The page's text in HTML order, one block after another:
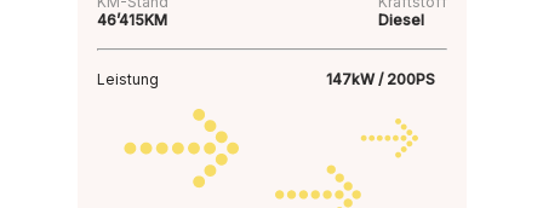
46’415KM
Diesel
Leistung 147kW / 200PS